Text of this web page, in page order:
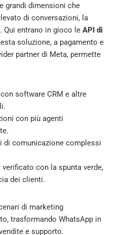
grandi dimensioni che
di conversazioni, la
Qui entrano in gioco le API di
soluzione, a pagamento e
partner di Meta, permette
software CRM e altre
con più agenti
di comunicazione complessi
con la spunta verde,
dei clienti.
di marketing
trasformando WhatsApp in
e supporto.